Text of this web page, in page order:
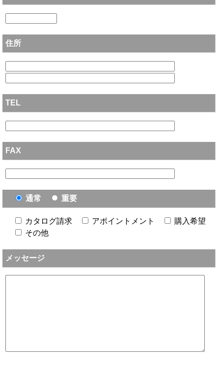
住所
TEL
FAX
通常 重要
カタログ請求 アポイントメント
購入希望
その他
メッセージ